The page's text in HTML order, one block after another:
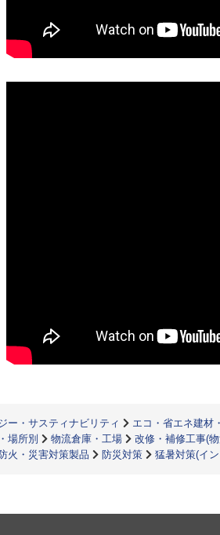
ー・サスティナビリティ エコ・省エネ建材
場所別
物流倉庫・工場 改修・補修工事(
火・災害対策製品
防災対策 猛暑対策(イ